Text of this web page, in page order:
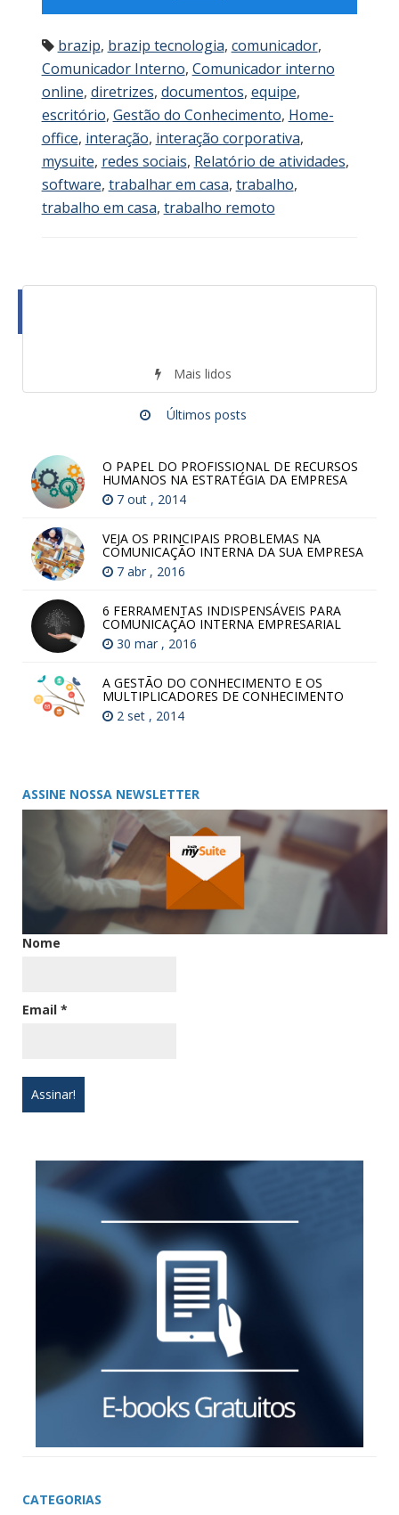
brazip, brazip tecnologia, comunicador,
Comunicador Interno, Comunicador interno
online, diretrizes, documentos, equipe,
escritório, Gestão do Conhecimento, Home-
office, interação, interação corporativa,
mysuite, redes sociais, Relatório de atividades,
software, trabalhar em casa, trabalho,
trabalho em casa, trabalho remoto
Mais lidos
Últimos posts
O PAPEL DO PROFISSIONAL DE RECURSOS
HUMANOS NA ESTRATÉGIA DA EMPRESA
7 out , 2014
VEJA OS PRINCIPAIS PROBLEMAS NA
COMUNICAÇÃO INTERNA DA SUA EMPRESA
7 abr , 2016
6 FERRAMENTAS INDISPENSÁVEIS PARA
COMUNICAÇÃO INTERNA EMPRESARIAL
30 mar , 2016
A GESTÃO DO CONHECIMENTO E OS
MULTIPLICADORES DE CONHECIMENTO
2 set , 2014
ASSINE NOSSA NEWSLETTER
Nome
Email *
CATEGORIAS